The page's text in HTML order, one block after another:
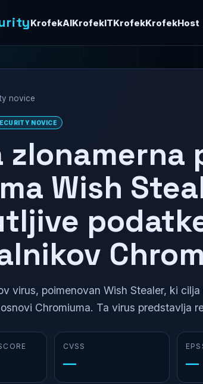
KrofekAIKrofekITKrofekKrofekHost
novice
NOVICE
zlonamerna
Wish
virus, poimenovan Wish Stealer, ki
Chromiuma. Ta virus predstavlja
CVSS
— —